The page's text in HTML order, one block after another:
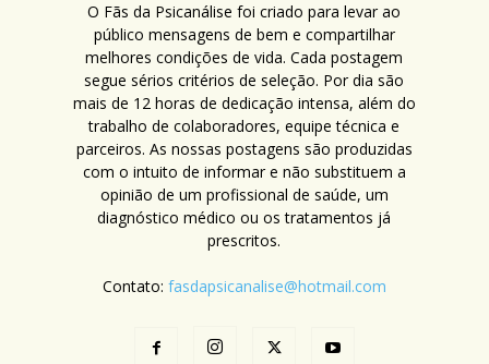
O Fãs da Psicanálise foi criado para levar ao
público mensagens de bem e compartilhar
melhores condições de vida. Cada postagem
segue sérios critérios de seleção. Por dia são
mais de 12 horas de dedicação intensa, além do
trabalho de colaboradores, equipe técnica e
parceiros. As nossas postagens são produzidas
com o intuito de informar e não substituem a
opinião de um profissional de saúde, um
diagnóstico médico ou os tratamentos já
prescritos.
Contato: fasdapsicanalise@hotmail.com